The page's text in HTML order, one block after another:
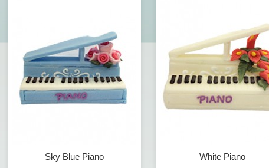
Sky Blue Piano White Piano